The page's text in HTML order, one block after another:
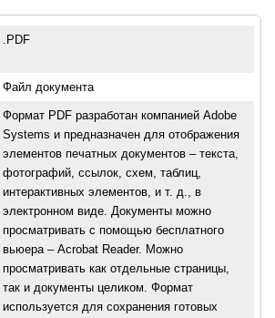
.PDF
Файл документа
Формат PDF разработан компанией Adobe
Systems и предназначен для отображения
элементов печатных документов – текста,
фотографий, ссылок, схем, таблиц,
интерактивных элементов, и т. д., в
электронном виде. Документы можно
просматривать с помощью бесплатного
вьюера – Acrobat Reader. Можно
просматривать как отдельные страницы,
так и документы целиком. Формат
используется для сохранения готовых